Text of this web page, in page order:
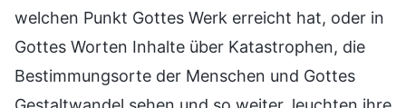
welchen Punkt Gottes Werk erreicht hat, oder in
Gottes Worten Inhalte über Katastrophen, die
Bestimmungsorte der Menschen und Gottes